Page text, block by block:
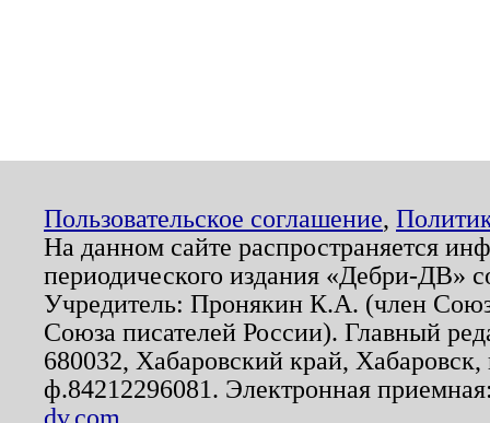
Пользовательское соглашение,
На данном сайте распространяется
периодического издания «Дебри-ДВ»
Учредитель: Пронякин К.А. (член
Союза писателей России). Главный
680032, Хабаровский край,
ф.84212296081. Электронная
dv.com